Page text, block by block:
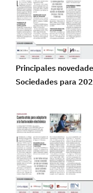
Principales
Sociedades para